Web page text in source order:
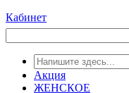
Кабинет
Акция
ЖЕНСКОЕ